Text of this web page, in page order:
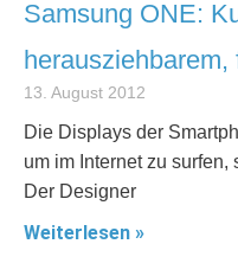
Samsung ONE:
13. August 2012
Die Displays der
um im Internet zu surfen,
Der Designer
Weiterlesen »